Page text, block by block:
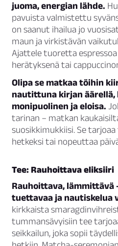
juoma, energian lähde.
pavuista valmistettu
on saanut ihailua jo
maun ja virkistävän
Ajattele tuoretta
herätyksenä tai
Olipa se matkaa töihin
nautittuna kirjan äärellä,
monipuolinen ja eloisa.
tarinan – matkan
suosikkimukkiisi. Se
hetkeksi tai nopeuttaa
Tee: Rauhoittava eliksiiri
Rauhoittava, lämmittävä
tuettavaa ja nautiskelua
kirkkaista
tummansävyisiin tee
seikkailun, joka sopii